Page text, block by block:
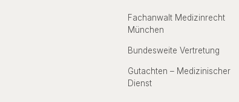
Fachanwalt Medizinrecht
München
Bundesweite Vertretung
Gutachten – Medizinischer
Dienst